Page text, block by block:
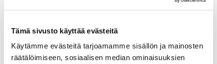
Tämä sivusto käyttää evästeitä
Käytämme evästeitä tarjoamamme sisällön ja mainosten
räätälöimiseen, sosiaalisen median ominaisuuksien
Apply for a membership